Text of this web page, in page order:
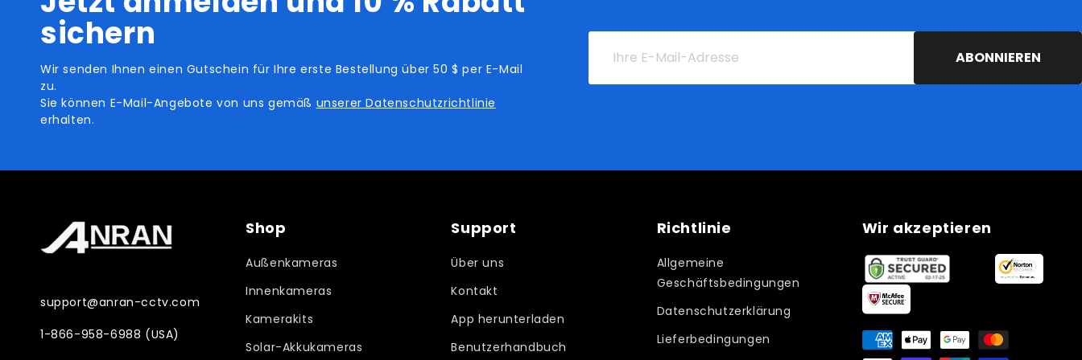
sichern
Mail-
ABONNIEREN
Wir senden Ihnen einen Gutschein für Ihre erste Bestellung über 50 $ per E-Mail
zu.
Sie können E-Mail-Angebote von uns gemäß unserer Datenschutzrichtlinie
erhalten.
support@anran-cctv.com
1-866-958-6988 (USA)
Shop
Außenkameras
Innenkameras
Kamerakits
Solar-Akkukameras
Support
Über uns
Kontakt
App herunterladen
Benutzerhandbuch
Richtlinie
Allgemeine
Geschäftsbedingungen
Datenschutzerklärung
Lieferbedingungen
Wir akzeptieren
Zahlungsmethoden